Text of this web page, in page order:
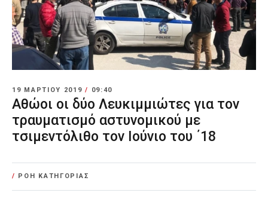
19 ΜΑΡΤΊΟΥ 2019/ 09:40
Αθώοι οι δύο Λευκιμμιώτες για τον
τραυματισμό αστυνομικού με
τσιμεντόλιθο τον Ιούνιο του ΄18
/ ΡΟΗ ΚΑΤΗΓΟΡΙΑΣ